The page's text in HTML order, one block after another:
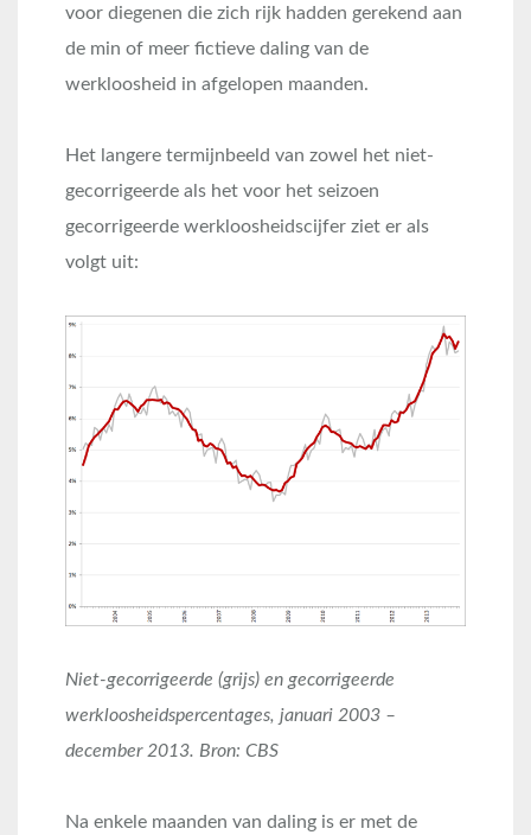
voor diegenen die zich rijk hadden gerekend aan
de min of meer fictieve daling van de
werkloosheid in afgelopen maanden.
Het langere termijnbeeld van zowel het niet-
gecorrigeerde als het voor het seizoen
gecorrigeerde werkloosheidscijfer ziet er als
volgt uit:
Niet-gecorrigeerde (grijs) en gecorrigeerde
werkloosheidspercentages, januari 2003 –
december 2013. Bron: CBS
Na enkele maanden van daling is er met de